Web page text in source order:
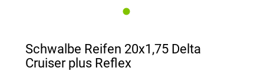
Schwalbe Reifen 20x1,75 Delta
Cruiser plus Reflex